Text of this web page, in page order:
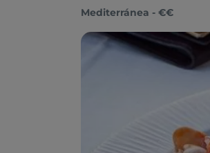
Mediterránea - €€